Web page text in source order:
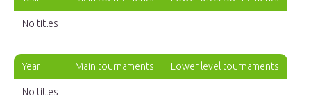
No titles
Year Main tournaments Lower level tournaments
No titles